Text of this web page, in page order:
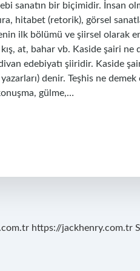
sanatın bir biçimidir. İnsan
hitabet (retorik), görsel
ilk bölümü ve şiirsel olarak
at, bahar vb. Kaside şairi ne
edebiyatı şiiridir. Kaside
denir. Teşhis ne demek
gülme,…
https://jackhenry.com.tr